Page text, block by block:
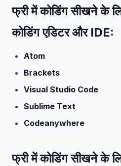
फ्री में कोडिंग सीखने के
कोडिंग एडिटर और IDE:
Atom
Brackets
Visual Studio Code
Sublime Text
Codeanywhere
फ्री में कोडिंग सीखने के